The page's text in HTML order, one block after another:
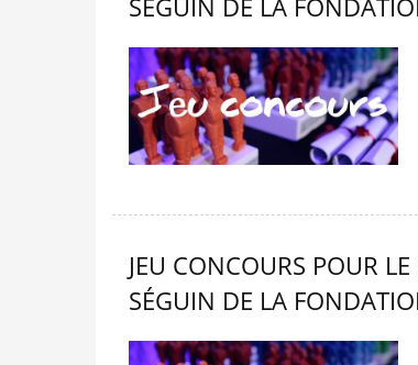
SÉGUIN DE LA
JEU CONCOURS POUR
SÉGUIN DE LA